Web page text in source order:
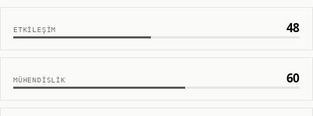
ETKILEŞIM 48
MÜHENDISLIK 60